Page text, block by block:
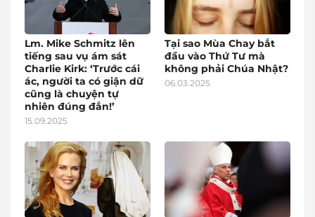
Lm. Mike Schmitz lên
tiếng sau vụ ám sát
Charlie Kirk: ‘Trước cái
ác, người ta có giận dữ
cũng là chuyện tự
nhiên đúng đắn!’
15.09.2025
Tại sao Mùa Chay bắt
đầu vào Thứ Tư mà
không phải Chúa Nhật?
06.03.2025